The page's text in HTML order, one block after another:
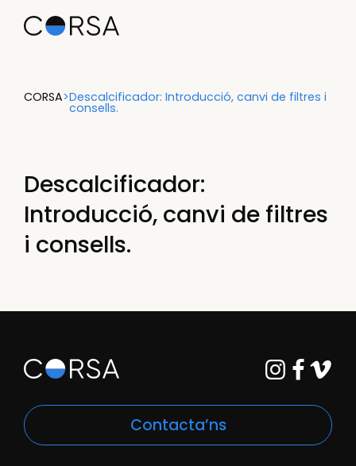
CORSA>Descalcificador: Introducció, canvi de filtres i
consells.
Descalcificador:
Introducció, canvi de filtres
i consells.
Contacta’ns